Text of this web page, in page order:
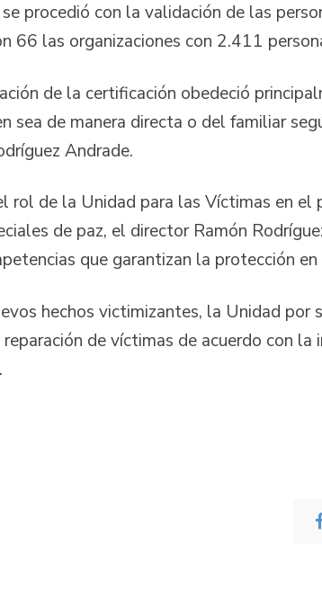
procedió con la validación de las
66 las organizaciones con 2.411
de la certificación obedeció
sea de manera directa o del familiar
Andrade.
rol de la Unidad para las Víctimas en
de paz, el director Ramón
que garantizan la protección
hechos victimizantes, la Unidad
de víctimas de acuerdo con